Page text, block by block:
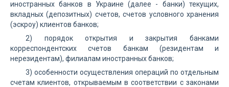
иностранных банков в Украине (далее - банки) текущих,
вкладных (депозитных) счетов, счетов условного хранения
(эскроу) клиентов банков;
2) порядок открытия и закрытия банками
корреспондентских счетов банкам (резидентам и
нерезидентам), филиалам иностранных банков;
3) особенности осуществления операций по отдельным
счетам клиентов, открываемым в соответствии с законами